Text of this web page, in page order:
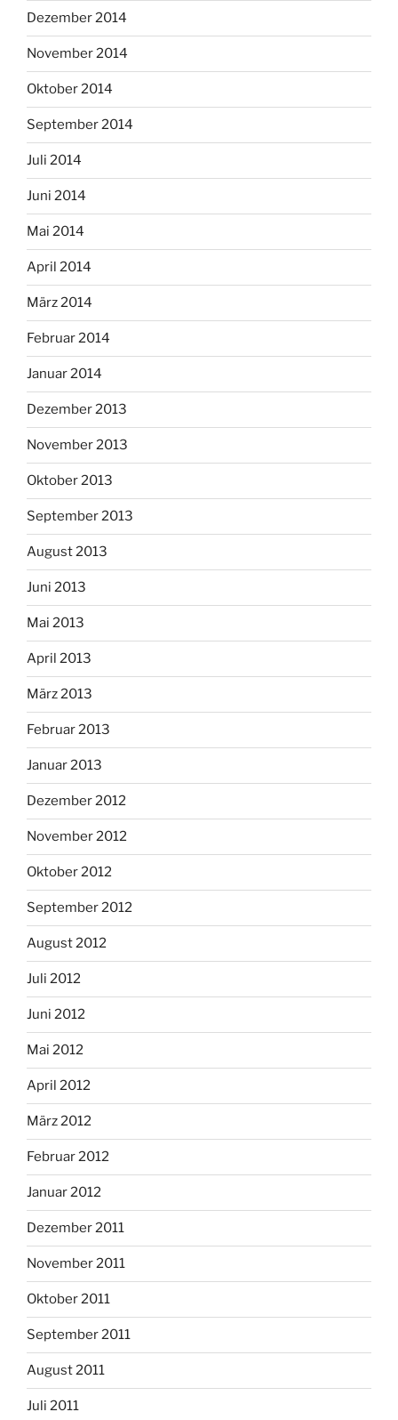
Dezember 2014
November 2014
Oktober 2014
September 2014
Juli 2014
Juni 2014
Mai 2014
April 2014
März 2014
Februar 2014
Januar 2014
Dezember 2013
November 2013
Oktober 2013
September 2013
August 2013
Juni 2013
Mai 2013
April 2013
März 2013
Februar 2013
Januar 2013
Dezember 2012
November 2012
Oktober 2012
September 2012
August 2012
Juli 2012
Juni 2012
Mai 2012
April 2012
März 2012
Februar 2012
Januar 2012
Dezember 2011
November 2011
Oktober 2011
September 2011
August 2011
Juli 2011